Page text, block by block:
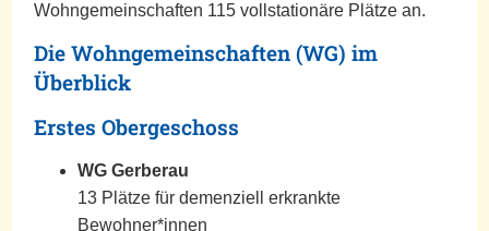
Wohngemeinschaften 115 vollstationäre Plätze an.
Die Wohngemeinschaften (WG) im
Überblick
Erstes Obergeschoss
WG Gerberau
13 Plätze für demenziell erkrankte
Bewohner*innen